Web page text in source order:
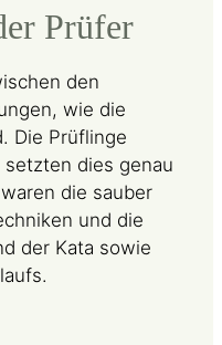
Prüfer
den
wie die
Die Prüflinge
dies genau
die sauber
und die
der Kata sowie